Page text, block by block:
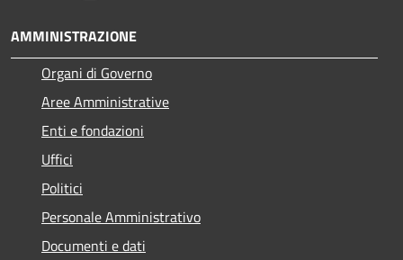
AMMINISTRAZIONE
Organi di Governo
Aree Amministrative
Enti e fondazioni
Uffici
Politici
Personale Amministrativo
Documenti e dati